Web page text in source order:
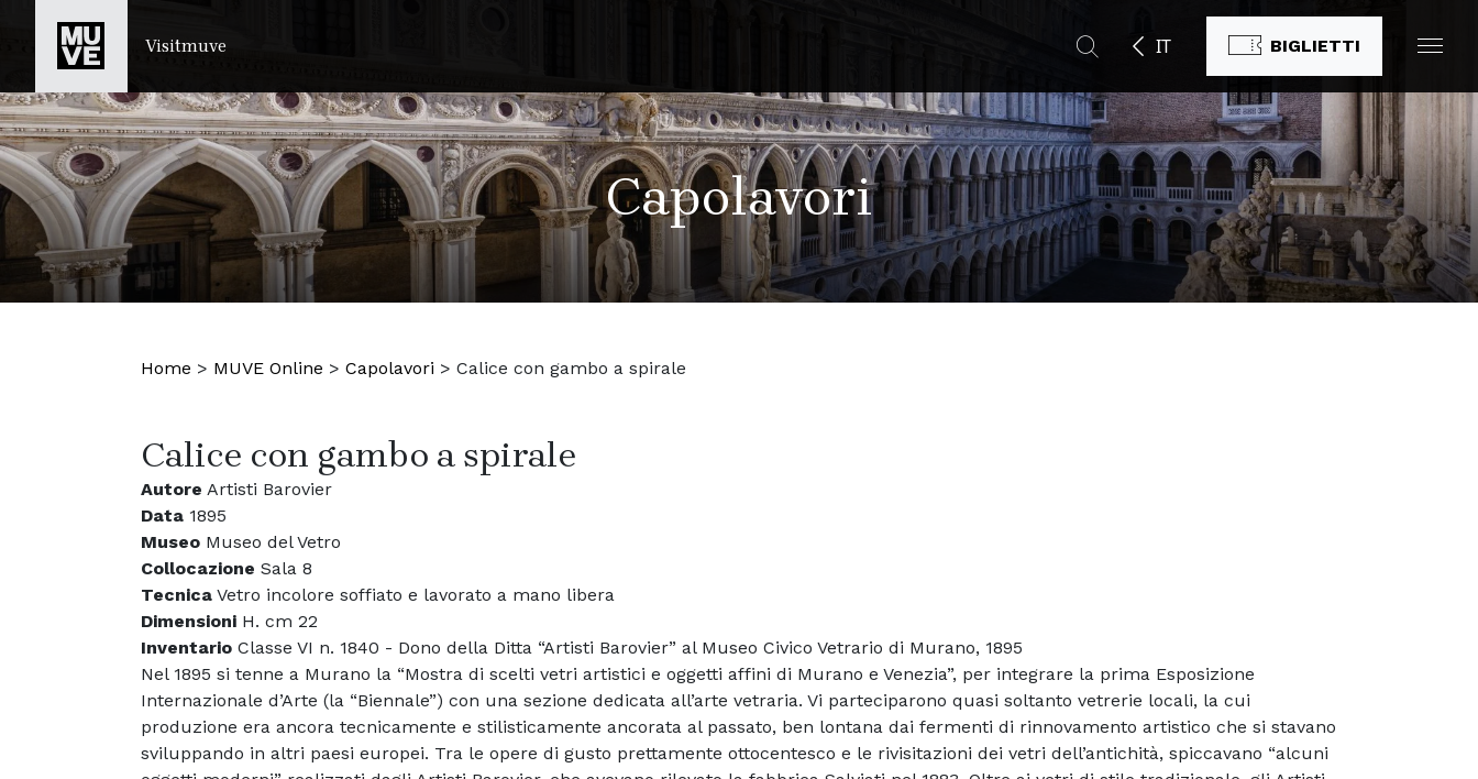
SALTA AL CONTENUTO PRINCIPALE
Visitmuve IT BIGLIETTI
Capolavori
Home > MUVE Online > Capolavori > Calice con gambo a spirale
Calice con gambo a spirale
Autore Artisti Barovier
Data 1895
Museo Museo del Vetro
Collocazione Sala 8
Tecnica Vetro incolore soffiato e lavorato a mano libera
Dimensioni H. cm 22
Inventario Classe VI n. 1840 - Dono della Ditta “Artisti Barovier” al Museo Civico Vetrario di Murano, 1895
Nel 1895 si tenne a Murano la “Mostra di scelti vetri artistici e oggetti affini di Murano e Venezia”, per integrare la prima Esposizione
Internazionale d’Arte (la “Biennale”) con una sezione dedicata all’arte vetraria. Vi parteciparono quasi soltanto vetrerie locali, la cui
produzione era ancora tecnicamente e stilisticamente ancorata al passato, ben lontana dai fermenti di rinnovamento artistico che si stavano
sviluppando in altri paesi europei. Tra le opere di gusto prettamente ottocentesco e le rivisitazioni dei vetri dell’antichità, spiccavano “alcuni